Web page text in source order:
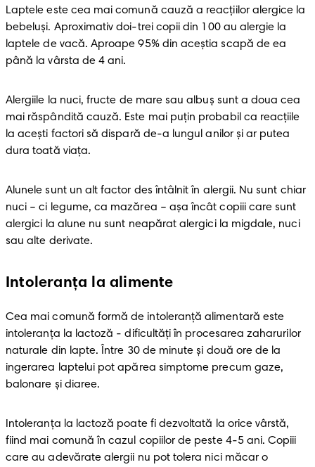
Laptele este cea mai comună cauză a reacțiilor alergice la
bebeluși. Aproximativ doi-trei copii din 100 au alergie la
laptele de vacă. Aproape 95% din aceștia scapă de ea
până la vârsta de 4 ani.
Alergiile la nuci, fructe de mare sau albuș sunt a doua cea
mai răspândită cauză. Este mai puțin probabil ca reacțiile
la acești factori să dispară de-a lungul anilor și ar putea
dura toată viața.
Alunele sunt un alt factor des întâlnit în alergii. Nu sunt chiar
nuci – ci legume, ca mazărea – așa încât copiii care sunt
alergici la alune nu sunt neapărat alergici la migdale, nuci
sau alte derivate.
Intoleranța la alimente
Cea mai comună formă de intoleranță alimentară este
intoleranța la lactoză - dificultăți în procesarea zaharurilor
naturale din lapte. Între 30 de minute și două ore de la
ingerarea laptelui pot apărea simptome precum gaze,
balonare și diaree.
Intoleranța la lactoză poate fi dezvoltată la orice vârstă,
fiind mai comună în cazul copiilor de peste 4-5 ani. Copiii
care au adevărate alergii nu pot tolera nici măcar o